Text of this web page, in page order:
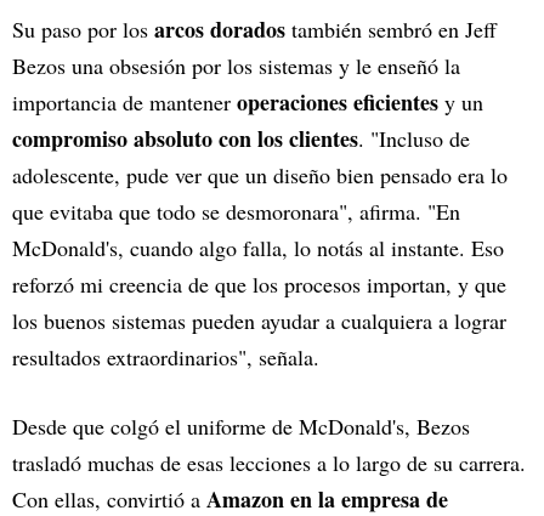
Su paso por los arcos dorados también sembró en Jeff
Bezos una obsesión por los sistemas y le enseñó la
importancia de mantener operaciones eficientes y un
compromiso absoluto con los clientes. "Incluso de
adolescente, pude ver que un diseño bien pensado era lo
que evitaba que todo se desmoronara", afirma. "En
McDonald's, cuando algo falla, lo notás al instante. Eso
reforzó mi creencia de que los procesos importan, y que
los buenos sistemas pueden ayudar a cualquiera a lograr
resultados extraordinarios", señala.
Desde que colgó el uniforme de McDonald's, Bezos
trasladó muchas de esas lecciones a lo largo de su carrera.
Con ellas, convirtió a Amazon en la empresa de